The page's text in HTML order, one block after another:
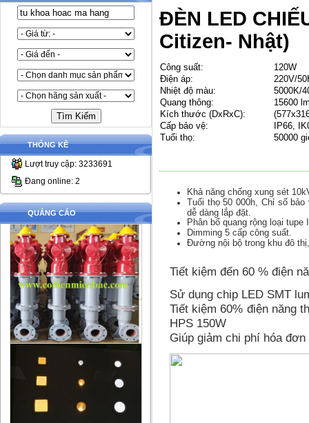
THỐNG KÊ
Lượt truy cập: 3233691
Đang online: 2
QUẢNG CÁO
ĐÈN LED
Citizen- Nhật)
Công suất:
120W
Điện áp:
220V/
Nhiệt độ màu:
5000K/
Quang thông:
15600
Kích thước (DxRxC):
Cấp bảo vệ:
IP66,
Tuổi thọ:
50000
Khả năng chống xung sét
Tuổi thọ 50 000h, Chỉ số
dễ dàng lắp đặt.
Phân bố quang rộng loại tupe
Dimming 5 cấp công suất.
Đường nội bộ trong khu đô
Tiết kiệm đến 60 % điện
Sử dụng chip LED SMT
Tiết kiệm 60% điện năng
HPS 150W
Giúp giảm chi phí hóa đơn